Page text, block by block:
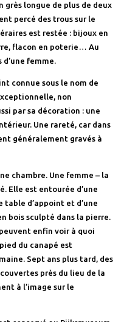
grès longue de plus de deux
percé des trous sur le
est restée : bijoux en
flacon en poterie… Au
femme.
connue sous le nom de
non
par sa décoration : une
Une rareté, car dans
généralement gravés à
chambre. Une femme – la
Elle est entourée d’une
table d’appoint et d’une
bois sculpté dans la pierre.
enfin voir à quoi
du canapé est
Sept ans plus tard, des
près du lieu de la
à l’image sur le